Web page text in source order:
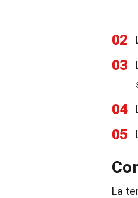
02
03
04
05
La